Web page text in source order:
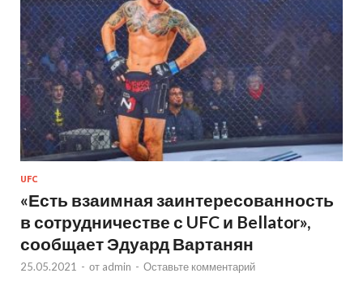
UFC
«Есть взаимная заинтересованность
в сотрудничестве с UFC и Bellator»,
сообщает Эдуард Вартанян
25.05.2021 - от admin - Оставьте комментарий